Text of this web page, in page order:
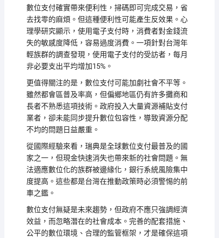
數位支付確實帶來便利性，掃碼即可完成交易，省
去找零的麻煩。但這種便利性可能產生反效果。心
理學研究顯示，使用電子支付時，消費者對金錢流
失的敏感度降低，容易過度消費。一項針對台灣年
輕族群的調查發現，使用電子支付的受訪者，每月
非必要支出平均增加15%。
更值得關注的是，數位支付可能加劇社會不平等。
雖然都會區普及率高，但偏鄉地區仍有許多攤商和
長者不熟悉這項技術。政府投入大量資源補貼支付
業者，卻未能同步提升數位包容性，導致資源分配
不均的問題日益嚴重。
從國際經驗來看，瑞典是全球數位支付最普及的國
家之一，但現金快速消失也帶來新的社會問題。無
法適應數位化的族群被邊緣化，銀行系統風險集中
度提高。這些都是台灣在推動政策時必須警惕的前
車之鑑。
數位支付無疑是未來趨勢，但政府不應只強調經濟
效益，而忽略潛在的社會成本。完善的配套措施、
公平的數位環境、合理的監管框架，才是確保這項